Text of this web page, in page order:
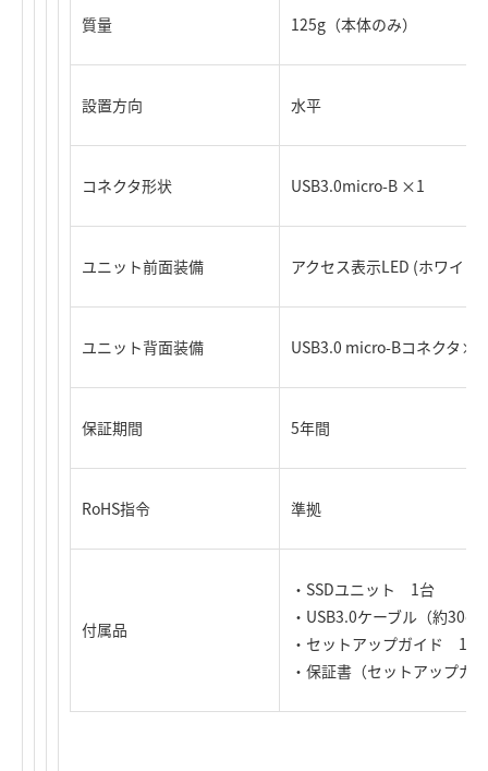
質量 125g（本体のみ）
設置方向 水平
コネクタ形状 USB3.0micro-B ×1
ユニット前面装備 アクセス表示LED (ホワイト
ユニット背面装備 USB3.0 micro-Bコネクタ×
保証期間 5年間
RoHS指令 準拠
付属品
・SSDユニット 1台
・USB3.0ケーブル（約
・セットアップガイド 1式
・保証書（セットアップ